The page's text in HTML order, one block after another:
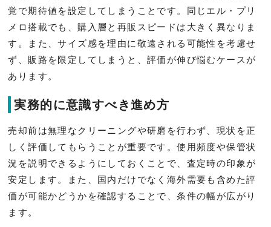
覚で期待値を設定してしまうことです。同じエル・プリ
メロ搭載でも、購入層と再販スピードは大きく異なりま
す。また、サイズ感を理由に敬遠される可能性を考慮せ
ず、販路を限定してしまうと、評価が伸び悩むケースが
あります。
実務的に意識すべき進め方
売却前は無理なクリーニングや研磨を行わず、現状を正
しく評価してもらうことが重要です。使用頻度や保管状
況を説明できるようにしておくことで、査定時の印象が
安定します。また、国内だけでなく海外需要も含めた評
価が可能かどうかを確認することで、条件の幅が広がり
ます。